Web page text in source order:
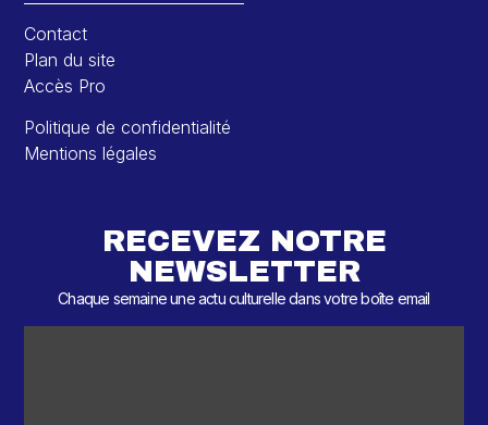
Contact
Plan du site
Accès Pro
Politique de confidentialité
Mentions légales
RECEVEZ NOTRE
NEWSLETTER
Chaque semaine une actu culturelle dans votre boîte email